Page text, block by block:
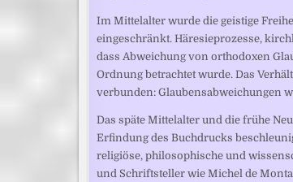
Im Mittelalter wurde die geistige
eingeschränkt. Häresieprozesse,
dass Abweichung von orthodoxen
Ordnung betrachtet wurde. Das
verbunden: Glaubensabweichungen
Das späte Mittelalter und die frühe
Erfindung des Buchdrucks
religiöse, philosophische und
und Schriftsteller wie Michel de